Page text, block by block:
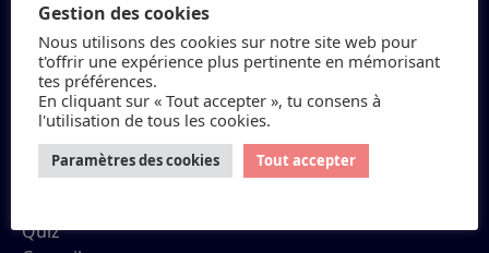
Petit Galop
Quiz
Gestion des cookies
Nous utilisons des cookies sur notre site web pour
t'offrir une expérience plus pertinente en mémorisant
tes préférences.
En cliquant sur « Tout accepter », tu consens à
l'utilisation de tous les cookies.
Paramètres des cookies Tout accepter